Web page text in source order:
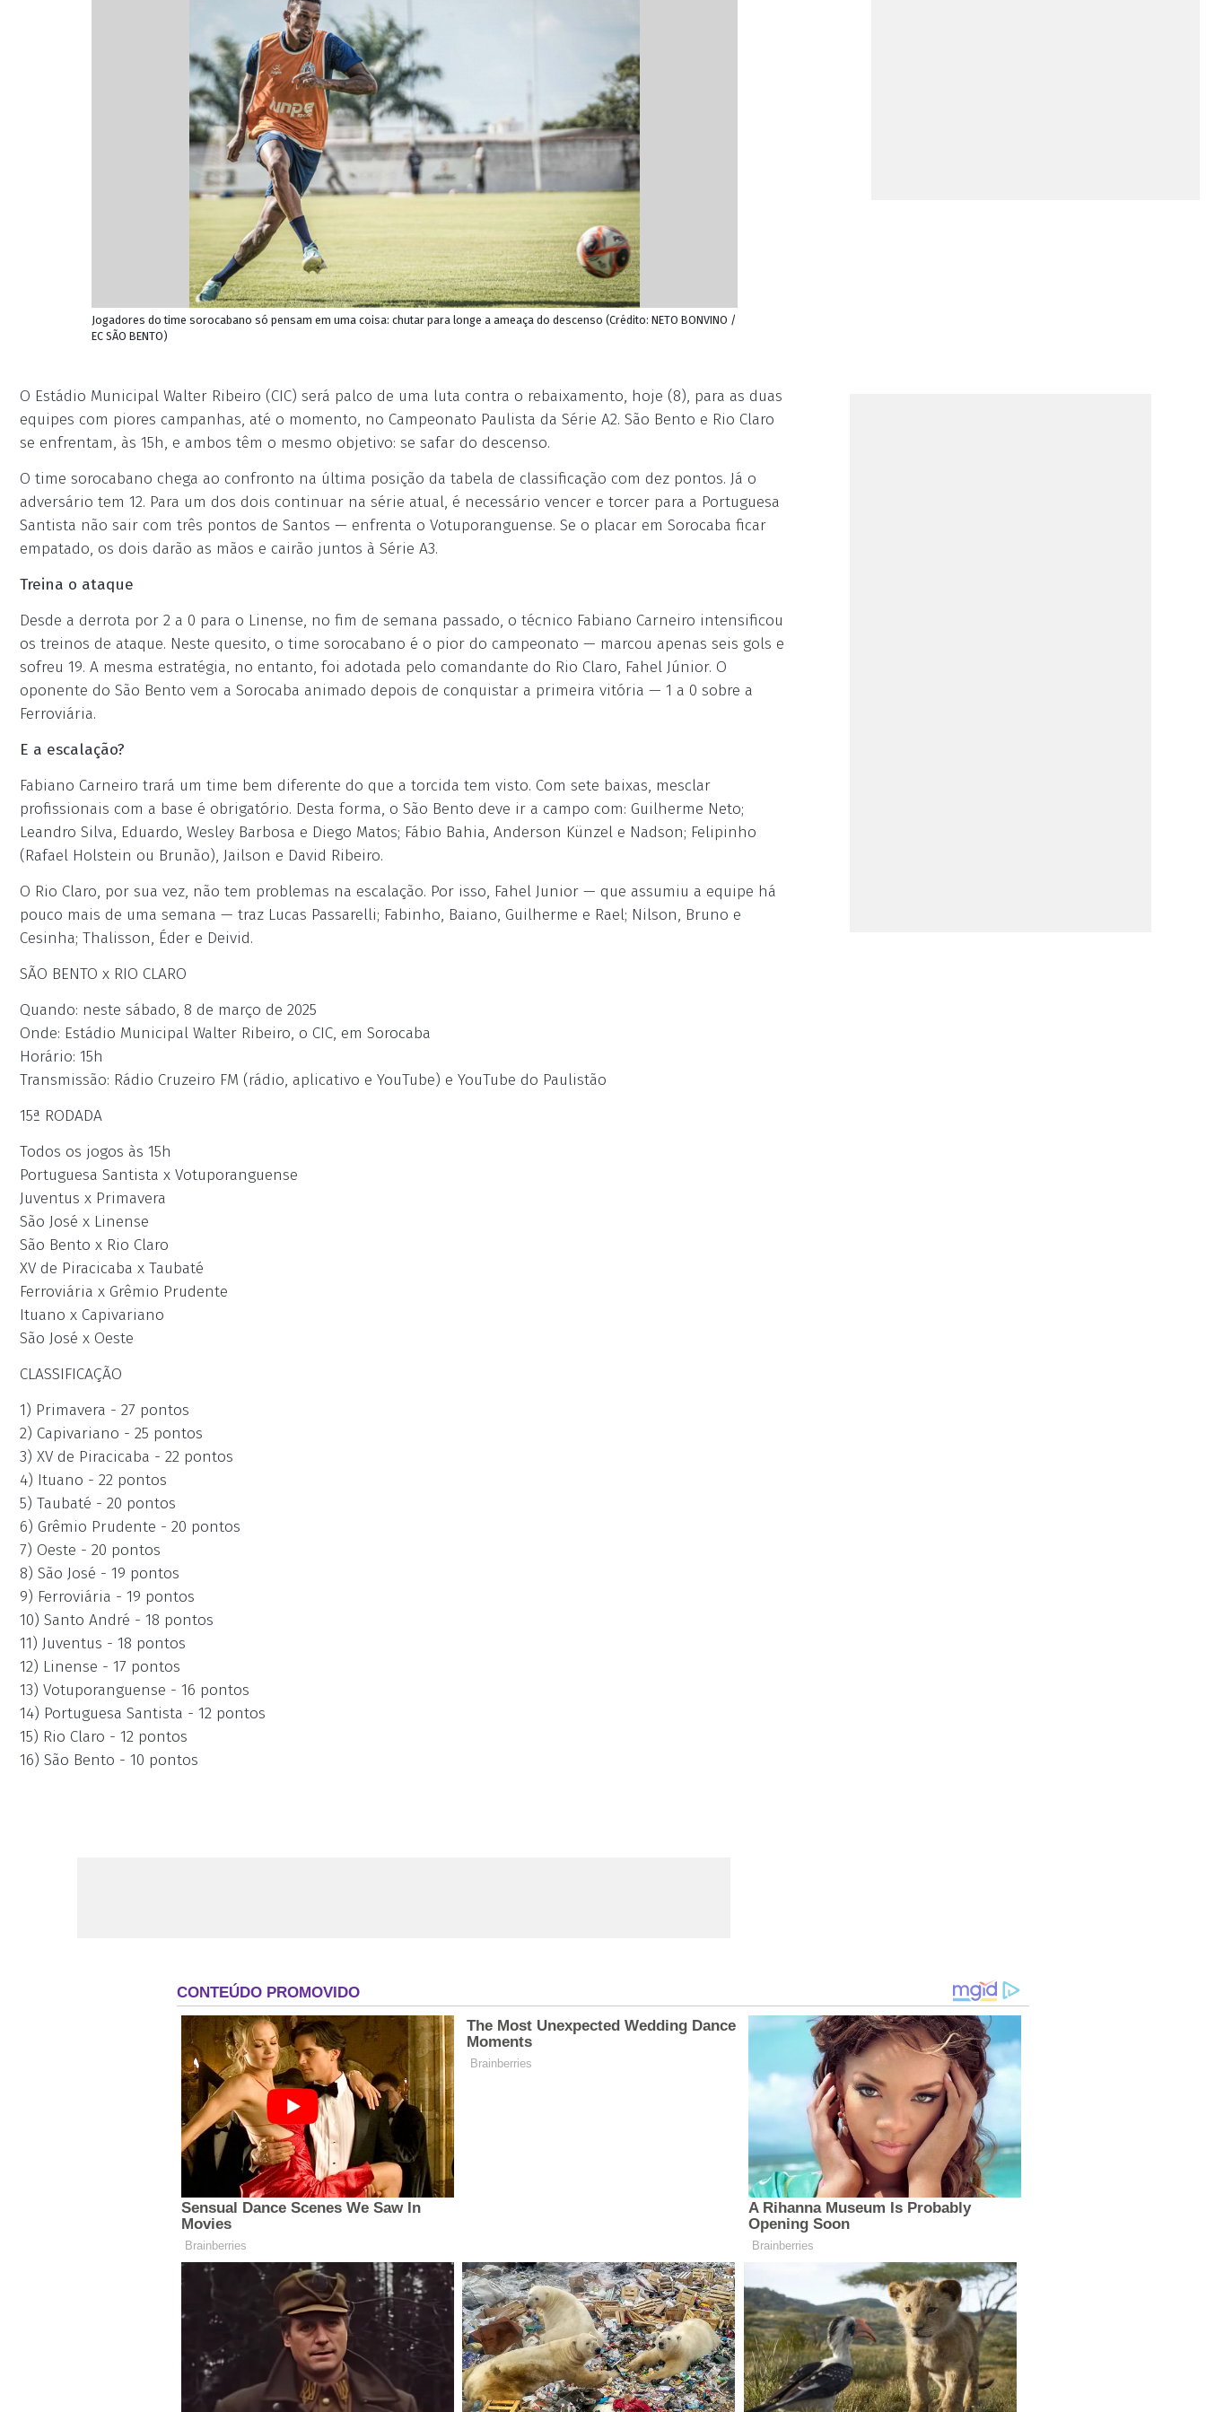
Jogadores do time sorocabano só pensam em uma coisa: chutar para longe a ameaça do descenso (Crédito: NETO BONVINO /
EC SÃO BENTO)
O Estádio Municipal Walter Ribeiro (CIC) será palco de uma luta contra o rebaixamento, hoje (8), para as duas
equipes com piores campanhas, até o momento, no Campeonato Paulista da Série A2. São Bento e Rio Claro
se enfrentam, às 15h, e ambos têm o mesmo objetivo: se safar do descenso.
O time sorocabano chega ao confronto na última posição da tabela de classificação com dez pontos. Já o
adversário tem 12. Para um dos dois continuar na série atual, é necessário vencer e torcer para a Portuguesa
Santista não sair com três pontos de Santos — enfrenta o Votuporanguense. Se o placar em Sorocaba ficar
empatado, os dois darão as mãos e cairão juntos à Série A3.
Treina o ataque
Desde a derrota por 2 a 0 para o Linense, no fim de semana passado, o técnico Fabiano Carneiro intensificou
os treinos de ataque. Neste quesito, o time sorocabano é o pior do campeonato — marcou apenas seis gols e
sofreu 19. A mesma estratégia, no entanto, foi adotada pelo comandante do Rio Claro, Fahel Júnior. O
oponente do São Bento vem a Sorocaba animado depois de conquistar a primeira vitória — 1 a 0 sobre a
Ferroviária.
E a escalação?
Fabiano Carneiro trará um time bem diferente do que a torcida tem visto. Com sete baixas, mesclar
profissionais com a base é obrigatório. Desta forma, o São Bento deve ir a campo com: Guilherme Neto;
Leandro Silva, Eduardo, Wesley Barbosa e Diego Matos; Fábio Bahia, Anderson Künzel e Nadson; Felipinho
(Rafael Holstein ou Brunão), Jailson e David Ribeiro.
O Rio Claro, por sua vez, não tem problemas na escalação. Por isso, Fahel Junior — que assumiu a equipe há
pouco mais de uma semana — traz Lucas Passarelli; Fabinho, Baiano, Guilherme e Rael; Nilson, Bruno e
Cesinha; Thalisson, Éder e Deivid.
SÃO BENTO x RIO CLARO
Quando: neste sábado, 8 de março de 2025
Onde: Estádio Municipal Walter Ribeiro, o CIC, em Sorocaba
Horário: 15h
Transmissão: Rádio Cruzeiro FM (rádio, aplicativo e YouTube) e YouTube do Paulistão
15ª RODADA
Todos os jogos às 15h
Portuguesa Santista x Votuporanguense
Juventus x Primavera
São José x Linense
São Bento x Rio Claro
XV de Piracicaba x Taubaté
Ferroviária x Grêmio Prudente
Ituano x Capivariano
São José x Oeste
CLASSIFICAÇÃO
1) Primavera - 27 pontos
2) Capivariano - 25 pontos
3) XV de Piracicaba - 22 pontos
4) Ituano - 22 pontos
5) Taubaté - 20 pontos
6) Grêmio Prudente - 20 pontos
7) Oeste - 20 pontos
8) São José - 19 pontos
9) Ferroviária - 19 pontos
10) Santo André - 18 pontos
11) Juventus - 18 pontos
12) Linense - 17 pontos
13) Votuporanguense - 16 pontos
14) Portuguesa Santista - 12 pontos
15) Rio Claro - 12 pontos
16) São Bento - 10 pontos